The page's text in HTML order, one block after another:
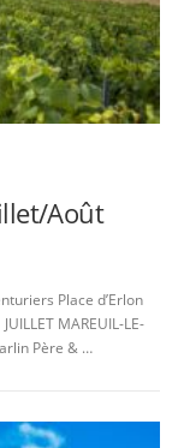
Août
Place d’Erlon
MAREUIL-LE-
Père & …